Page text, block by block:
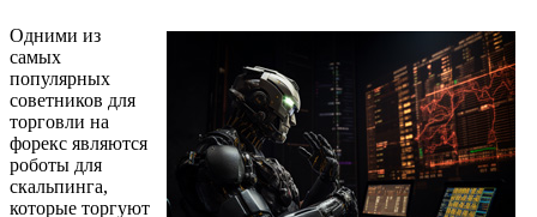
Одними из
самых
популярных
советников для
торговли на
форекс являются
роботы для
скальпинга,
которые торгуют